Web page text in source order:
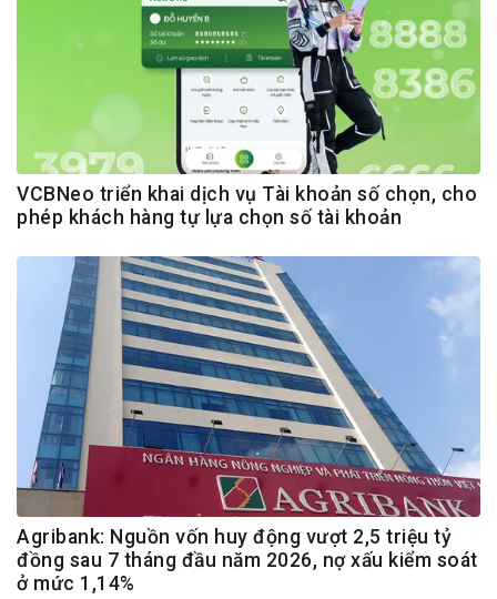
VCBNeo triển khai dịch vụ Tài khoản số chọn, cho
phép khách hàng tự lựa chọn số tài khoản
Agribank: Nguồn vốn huy động vượt 2,5 triệu tỷ
đồng sau 7 tháng đầu năm 2026, nợ xấu kiểm soát
ở mức 1,14%